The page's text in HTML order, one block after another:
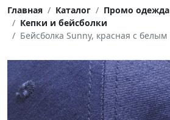
Главная Каталог
Промо одежда
Кепки и бейсболки
Бейсболка Sunny, красная с белым